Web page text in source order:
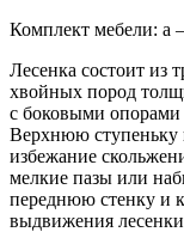
Комплект мебели: а
Лесенка состоит из
хвойных пород
с боковыми
Верхнюю ступеньку
избежание
мелкие пазы или
переднюю стенку и
выдвижения лесенки